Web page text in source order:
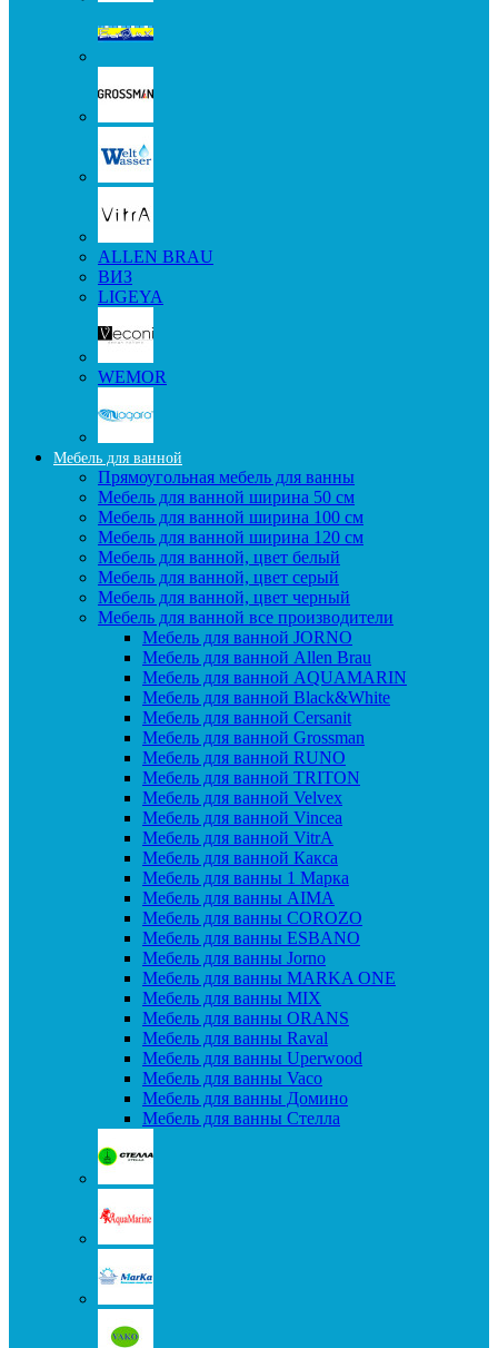
ALLEN BRAU
ВИЗ
LIGEYA
WEMOR
Мебель для ванной
Прямоугольная мебель для ванны
Мебель для ванной ширина 50 см
Мебель для ванной ширина 100 см
Мебель для ванной ширина 120 см
Мебель для ванной, цвет белый
Мебель для ванной, цвет серый
Мебель для ванной, цвет черный
Мебель для ванной все производители
Мебель для ванной JORNO
Мебель для ванной Allen Brau
Мебель для ванной AQUAMARIN
Мебель для ванной Black&White
Мебель для ванной Cersanit
Мебель для ванной Grossman
Мебель для ванной RUNO
Мебель для ванной TRITON
Мебель для ванной Velvex
Мебель для ванной Vincea
Мебель для ванной VitrA
Мебель для ванной Какса
Мебель для ванны 1 Марка
Мебель для ванны AIMA
Мебель для ванны COROZO
Мебель для ванны ESBANO
Мебель для ванны Jorno
Мебель для ванны MARKA ONE
Мебель для ванны MIX
Мебель для ванны ORANS
Мебель для ванны Raval
Мебель для ванны Uperwood
Мебель для ванны Vaco
Мебель для ванны Домино
Мебель для ванны Стелла